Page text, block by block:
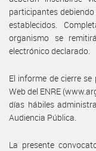
participantes
establecidos.
organismo se
electrónico declarado.
El informe de cierre
Web del ENRE
días hábiles
Audiencia Pública.
La presente